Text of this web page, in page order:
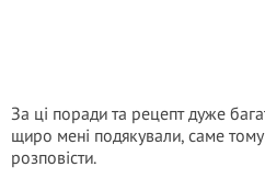
За ці поради та рецепт дуже
щиро мені подякували, саме
розповісти.